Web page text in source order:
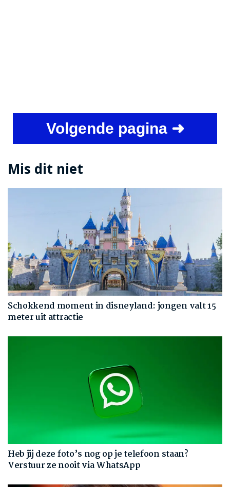
Volgende pagina ➜
Mis dit niet
Schokkend moment in disneyland: jongen valt 15
meter uit attractie
Heb jij deze foto’s nog op je telefoon staan?
Verstuur ze nooit via WhatsApp